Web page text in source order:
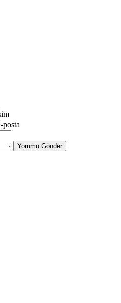
posta
Yorumu Gönder